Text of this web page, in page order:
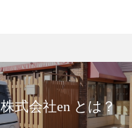
株式会社en とは？